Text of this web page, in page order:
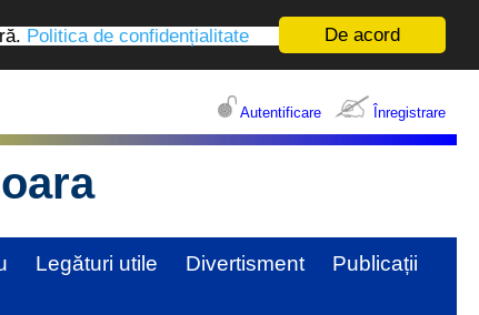
De acord
Politica de confidențialitate
Autentificare Înregistrare
Legături utile Divertisment
Publicații